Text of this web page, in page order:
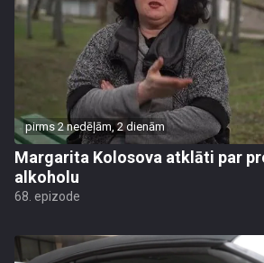
pirms 2 nedēļām, 2 dienām
Margarita Kolosova atklāti par
alkoholu
68. epizode